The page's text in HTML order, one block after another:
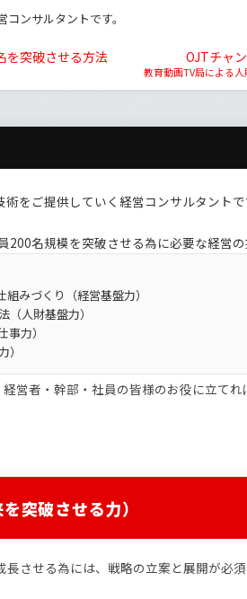
ンサルタントです。
を突破させる方法 OJTチャ
教育動画TV局による
をご提供していく経営コンサルタントで
名規模を突破させる為に必要な経営
みづくり（経営基盤力）
人財基盤力）
力）
営者・幹部・社員の皆様のお役に立てれ
突破させる力）
させる為には、戦略の立案と展開が必須